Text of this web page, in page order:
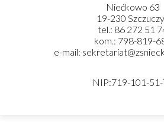
Niećkowo 63
19-230
tel.: 86 272 51
kom.: 798-819-
e-mail:
NIP:719-101-